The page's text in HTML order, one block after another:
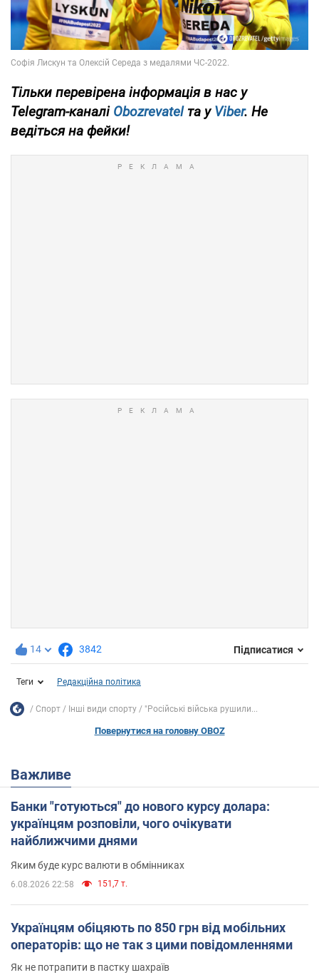
Тільки перевірена інформація в нас у
Telegram-каналі Obozrevatelта уViber. Не
ведіться на фейки!
14 3842 Підписатися
Теги Редакційна політика
Спорт Інші види спорту "Російські війська рушили...
Повернутися на головну OBOZ
Важливе
Банки "готуються" до нового курсу долара:
українцям розповіли, чого очікувати
найближчими днями
Яким буде курс валюти в обмінниках
6.08.2026 22:58 151,7 т.
Українцям обіцяють по 850 грн від мобільних
операторів: що не так з цими повідомленнями
Як не потрапити в пастку шахраїв